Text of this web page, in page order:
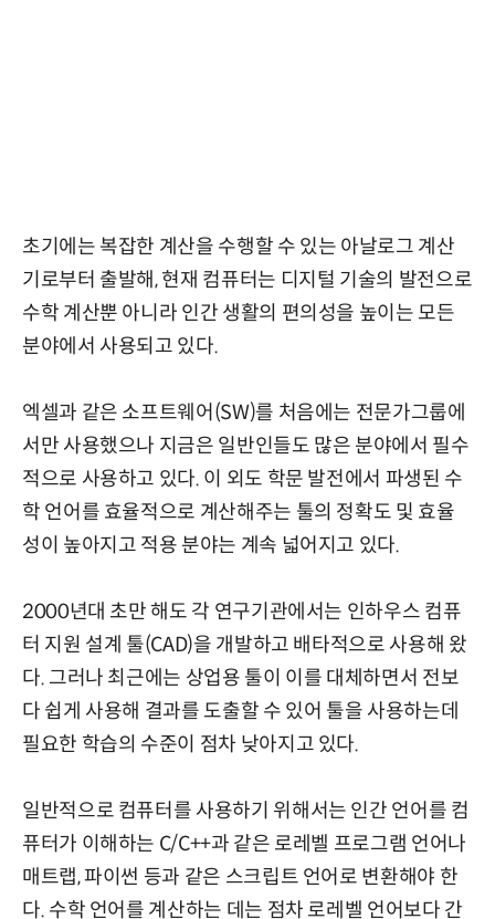
초기에는 복잡한 계산을 수행할 수 있는 아날로그 계산
기로부터 출발해, 현재 컴퓨터는 디지털 기술의 발전으로
수학 계산뿐 아니라 인간 생활의 편의성을 높이는 모든
분야에서 사용되고 있다.
엑셀과 같은 소프트웨어(SW)를 처음에는 전문가그룹에
서만 사용했으나 지금은 일반인들도 많은 분야에서 필수
적으로 사용하고 있다. 이 외도 학문 발전에서 파생된 수
학 언어를 효율적으로 계산해주는 툴의 정확도 및 효율
성이 높아지고 적용 분야는 계속 넓어지고 있다.
2000년대 초만 해도 각 연구기관에서는 인하우스 컴퓨
터 지원 설계 툴(CAD)을 개발하고 배타적으로 사용해 왔
다. 그러나 최근에는 상업용 툴이 이를 대체하면서 전보
다 쉽게 사용해 결과를 도출할 수 있어 툴을 사용하는데
필요한 학습의 수준이 점차 낮아지고 있다.
일반적으로 컴퓨터를 사용하기 위해서는 인간 언어를 컴
퓨터가 이해하는 C/C++과 같은 로레벨 프로그램 언어나
매트랩, 파이썬 등과 같은 스크립트 언어로 변환해야 한
다. 수학 언어를 계산하는 데는 점차 로레벨 언어보다 간